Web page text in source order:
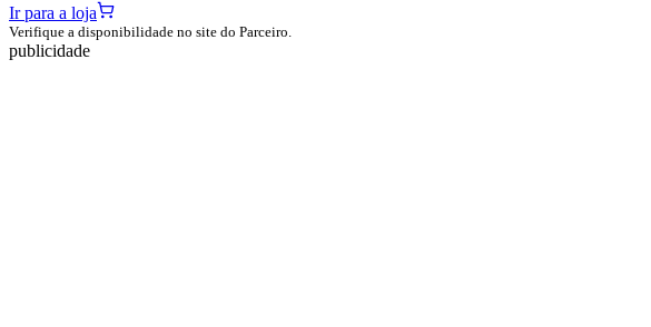
Ir para a loja
Verifique a disponibilidade no site do Parceiro.
publicidade